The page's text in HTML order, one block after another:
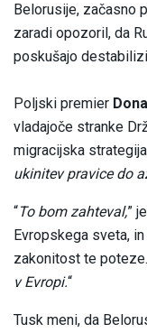
Belorusije, začasno
zaradi opozoril, da
poskušajo
Poljski premier
vladajoče stranke
migracijska
ukinitev pravice do
“To bom zahteval,”
Evropskega sveta,
zakonitost te
v Evropi.“
Tusk meni, da